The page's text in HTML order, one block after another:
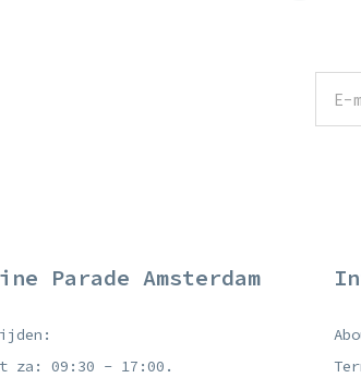
Parade Amsterdam
za: 09:30 - 17:00.